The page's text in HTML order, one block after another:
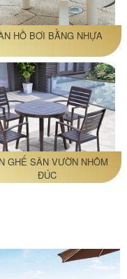
HỒ BƠI BẰNG NHỰA
GHẾ SÂN VƯỜN NHÔM
ĐÚC